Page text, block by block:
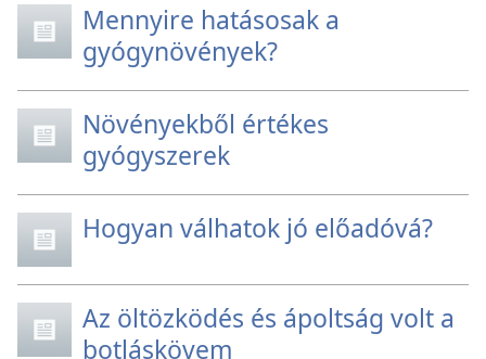
Mennyire hatásosak a
gyógynövények?
Növényekből értékes
gyógyszerek
Hogyan válhatok jó előadóvá?
Az öltözködés és ápoltság volt a
botláskövem